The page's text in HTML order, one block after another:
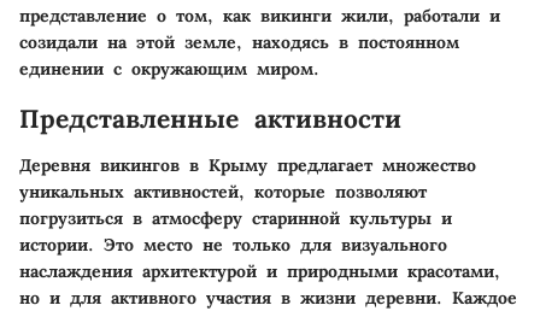
представление о том, как викинги жили, работали и
созидали на этой земле, находясь в постоянном
единении с окружающим миром.
Представленные активности
Деревня викингов в Крыму предлагает множество
уникальных активностей, которые позволяют
погрузиться в атмосферу старинной культуры и
истории. Это место не только для визуального
наслаждения архитектурой и природными красотами,
но и для активного участия в жизни деревни. Каждое